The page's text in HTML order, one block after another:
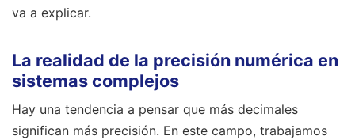
va a explicar.
La realidad de la precisión numérica en
sistemas complejos
Hay una tendencia a pensar que más decimales
significan más precisión. En este campo, trabajamos